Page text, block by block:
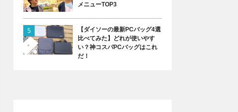
メニューTOP3
【ダイソーの最新PCバッグ4選
比べてみた】どれが使いやす
い？神コスパPCバッグはこれ
だ！